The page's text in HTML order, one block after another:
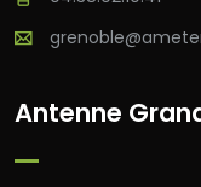
Antenne